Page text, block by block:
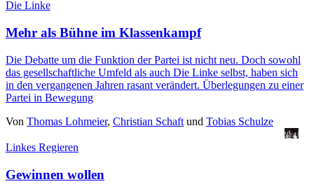
Die Linke
Mehr als Bühne im Klassenkampf
Die Debatte um die Funktion der Partei ist nicht neu. Doch sowohl
das gesellschaftliche Umfeld als auch Die Linke selbst, haben sich
in den vergangenen Jahren rasant verändert. Überlegungen zu einer
Partei in Bewegung
Von Thomas Lohmeier, Christian Schaft und Tobias Schulze
Linkes Regieren
Gewinnen wollen